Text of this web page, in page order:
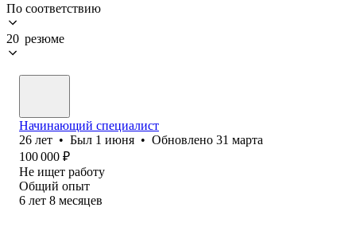
По соответствию
20 резюме
Начинающий специалист
26 лет • Был 1 июня • Обновлено 31 марта
100 000 ₽
Не ищет работу
Общий опыт
6 лет 8 месяцев